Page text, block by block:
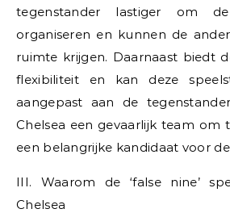
tegenstander lastiger om
organiseren en kunnen de
ruimte krijgen. Daarnaast biedt
flexibiliteit en kan deze
aangepast aan de
Chelsea een gevaarlijk team om
een belangrijke kandidaat voor
III. Waarom de ‘false nine’
Chelsea